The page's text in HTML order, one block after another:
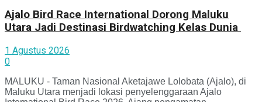
Ajalo Bird Race International Dorong Maluku
Utara Jadi Destinasi Birdwatching Kelas Dunia
1 Agustus 2026
0
MALUKU - Taman Nasional Aketajawe Lolobata (Ajalo), di
Maluku Utara menjadi lokasi penyelenggaraan Ajalo